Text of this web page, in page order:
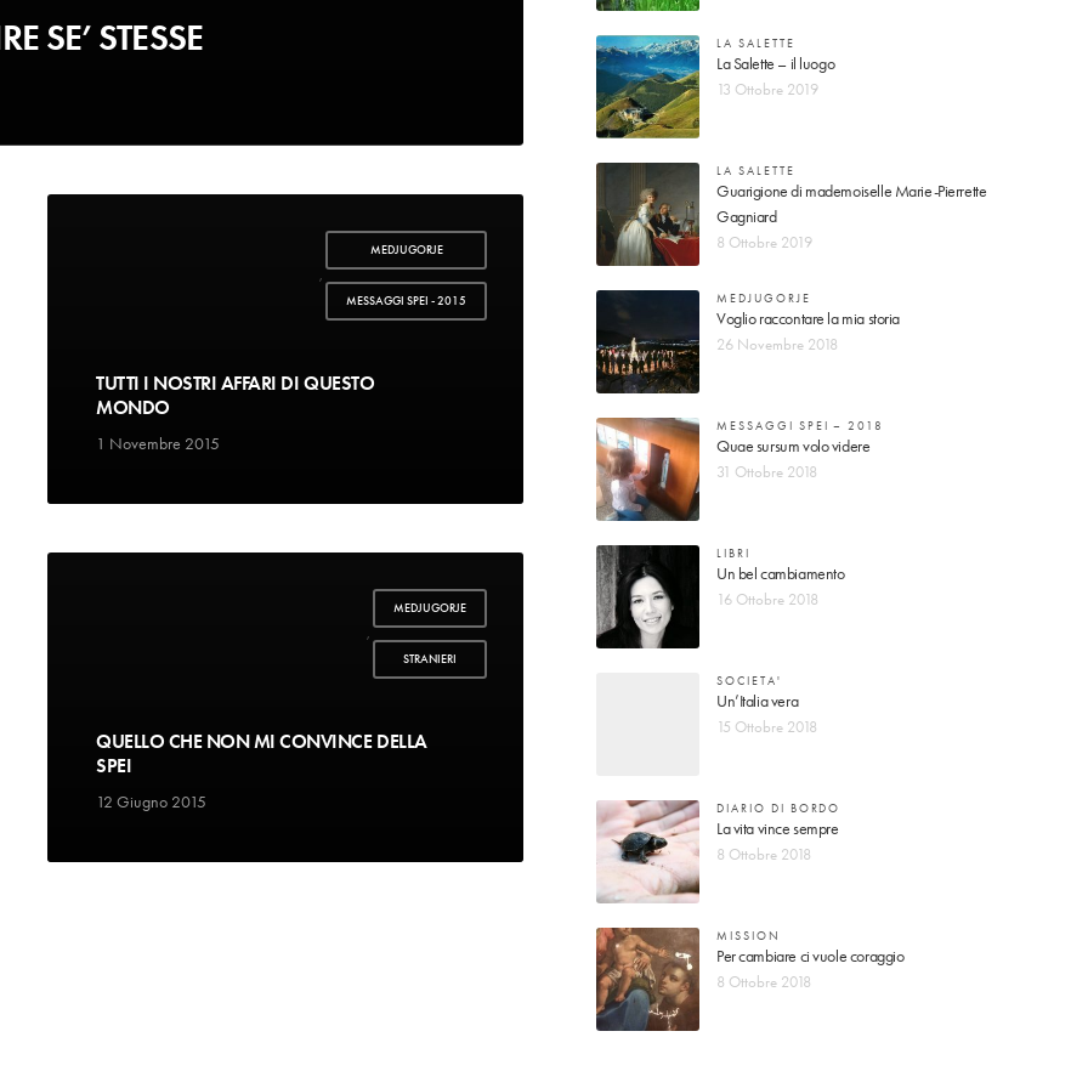
SE’ STESSE
MEDJUGORJE
,
MESSAGGI SPEI - 2015
TUTTI I NOSTRI AFFARI DI QUESTO
MONDO
1 Novembre 2015
MEDJUGORJE
,
STRANIERI
QUELLO CHE NON MI CONVINCE DELLA
SPEI
12 Giugno 2015
LA SALETTE
La Salette – il luogo
13 Ottobre 2019
LA SALETTE
Guarigione di mademoiselle Marie-Pierrette
Gagniard
8 Ottobre 2019
MEDJUGORJE
Voglio raccontare la mia storia
26 Novembre 2018
MESSAGGI SPEI – 2018
Quae sursum volo videre
31 Ottobre 2018
LIBRI
Un bel cambiamento
16 Ottobre 2018
SOCIETA'
Un’Italia vera
15 Ottobre 2018
DIARIO DI BORDO
La vita vince sempre
8 Ottobre 2018
MISSION
Per cambiare ci vuole coraggio
8 Ottobre 2018